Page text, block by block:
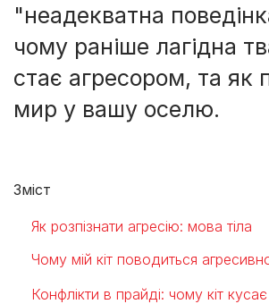
"неадекватна
чому раніше лагідна
стає агресором, та як
мир у вашу оселю.
Зміст
Як розпізнати агресію: мова тіла
Чому мій кіт поводиться
Конфлікти в прайді: чому кіт